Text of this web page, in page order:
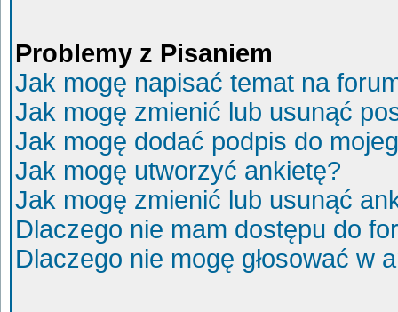
Problemy z Pisaniem
Jak mogę napisać temat na
Jak mogę zmienić lub usunąć
Jak mogę dodać podpis do
Jak mogę utworzyć ankietę?
Jak mogę zmienić lub usunąć
Dlaczego nie mam dostępu do
Dlaczego nie mogę głosować w